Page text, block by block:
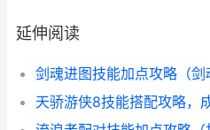
延伸阅读